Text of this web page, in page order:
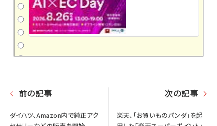
前の記事
ダイハツ、Amazon内で純正アク
次の記事
楽天、「お買いものパンダ」を起